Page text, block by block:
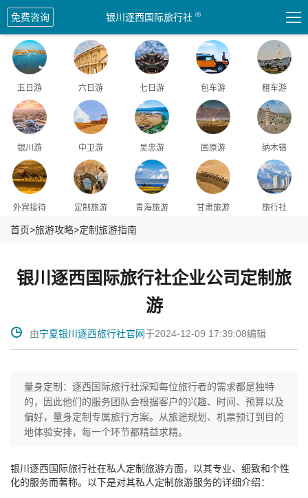

免费咨询 银川逐西国际旅行社 ®
五日游 六日游 七日游 包车游 租车游
银川游 中卫游 吴忠游 固原游 纳木错
外宾接待 定制旅游 青海旅游 甘肃旅游 旅行社
首页>旅游攻略>定制旅游指南
银川逐西国际旅行社企业公司定制旅
游
 由宁夏银川逐西旅行社官网于2024-12-09 17:39:08编辑
量身定制：逐西国际旅行社深知每位旅行者的需求都是独特
的，因此他们的服务团队会根据客户的兴趣、时间、预算以及
偏好，量身定制专属旅行方案。从旅途规划、机票预订到目的
地体验安排，每一个环节都精益求精。
银川逐西国际旅行社在私人定制旅游方面，以其专业、细致和个性
化的服务而著称。以下是对其私人定制旅游服务的详细介绍：
爆品
爆品
爆品
爆品